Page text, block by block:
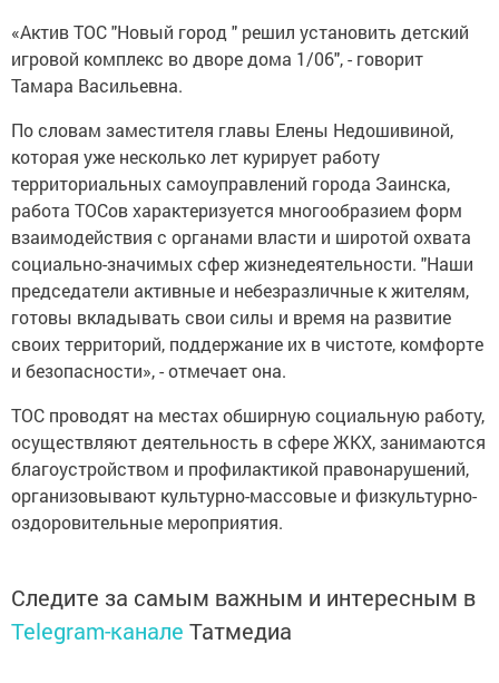
«Актив ТОС "Новый город " решил установить детский
игровой комплекс во дворе дома 1/06", - говорит
Тамара Васильевна.
По словам заместителя главы Елены Недошивиной,
которая уже несколько лет курирует работу
территориальных самоуправлений города Заинска,
работа ТОСов характеризуется многообразием форм
взаимодействия с органами власти и широтой охвата
социально-значимых сфер жизнедеятельности. "Наши
председатели активные и небезразличные к жителям,
готовы вкладывать свои силы и время на развитие
своих территорий, поддержание их в чистоте, комфорте
и безопасности», - отмечает она.
ТОС проводят на местах обширную социальную работу,
осуществляют деятельность в сфере ЖКХ, занимаются
благоустройством и профилактикой правонарушений,
организовывают культурно-массовые и физкультурно-
оздоровительные мероприятия.
Следите за самым важным и интересным в
Telegram-канале Татмедиа